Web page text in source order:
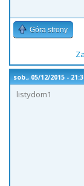
Góra strony
sob., 05/12/2015 -
listydom1